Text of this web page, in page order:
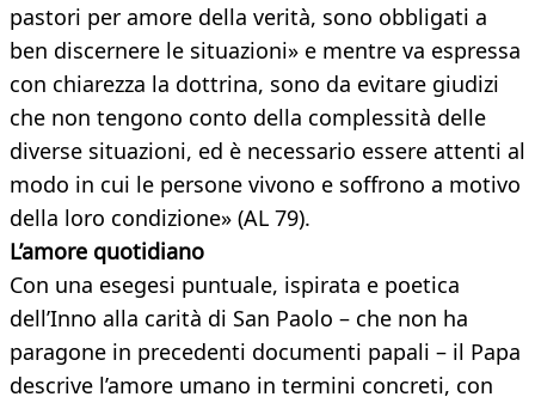
pastori per amore della verità, sono obbligati a
ben discernere le situazioni» e mentre va espressa
con chiarezza la dottrina, sono da evitare giudizi
che non tengono conto della complessità delle
diverse situazioni, ed è necessario essere attenti al
modo in cui le persone vivono e soffrono a motivo
della loro condizione» (AL 79).
L’amore quotidiano
Con una esegesi puntuale, ispirata e poetica
dell’Inno alla carità di San Paolo – che non ha
paragone in precedenti documenti papali – il Papa
descrive l’amore umano in termini concreti, con